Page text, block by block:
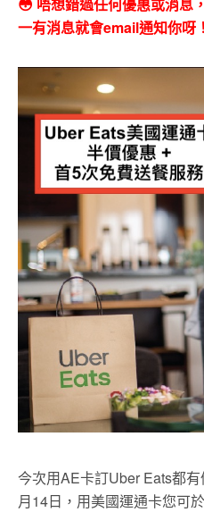
一有消息就會email通知你呀！
今次用AE卡訂Uber Eats都
月14日，用美國運通卡您可